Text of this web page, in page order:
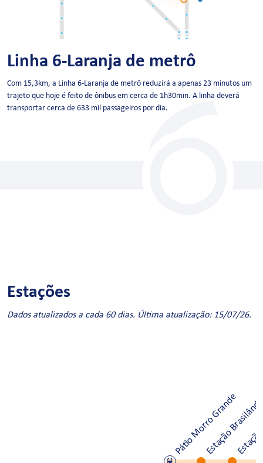
Linha 6-Laranja de metrô
Com 15,3km, a Linha 6-Laranja de metrô reduzirá a apenas 23 minutos um
trajeto que hoje é feito de ônibus em cerca de 1h30min. A linha deverá
transportar cerca de 633 mil passageiros por dia.
Estações
Dados atualizados a cada 60 dias. Última atualização: 15/07/26.
Pátio Morro Grande
Estação